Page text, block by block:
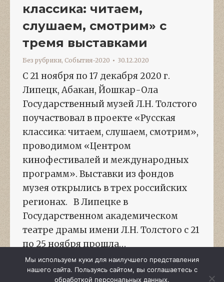
классика: читаем,
слушаем, смотрим» с
тремя выставками
Без рубрики, События-2020 30.12.2020
C 21 ноября по 17 декабря 2020 г.
Липецк, Абакан, Йошкар-Ола
Государственный музей Л.Н. Толстого
поучаствовал в проекте «Русская
классика: читаем, слушаем, смотрим»,
проводимом «Центром
кинофестивалей и международных
программ». Выставки из фондов
музея открылись в трех российских
регионах. В Липецке в
Государственном академическом
театре драмы имени Л.Н. Толстого с 21
по 25 ноября прошла…
Мы используем куки для наилучшего представления
нашего сайта. Пользуясь сайтом, вы соглашаетесь с
обработкой персональных данных.